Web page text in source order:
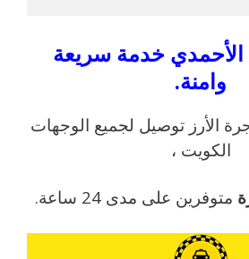
خدمة سريعة
وامنة.
الأرز توصيل لجميع الوجهات
الكويت ،
متوفرين على مدى 24 ساعة.